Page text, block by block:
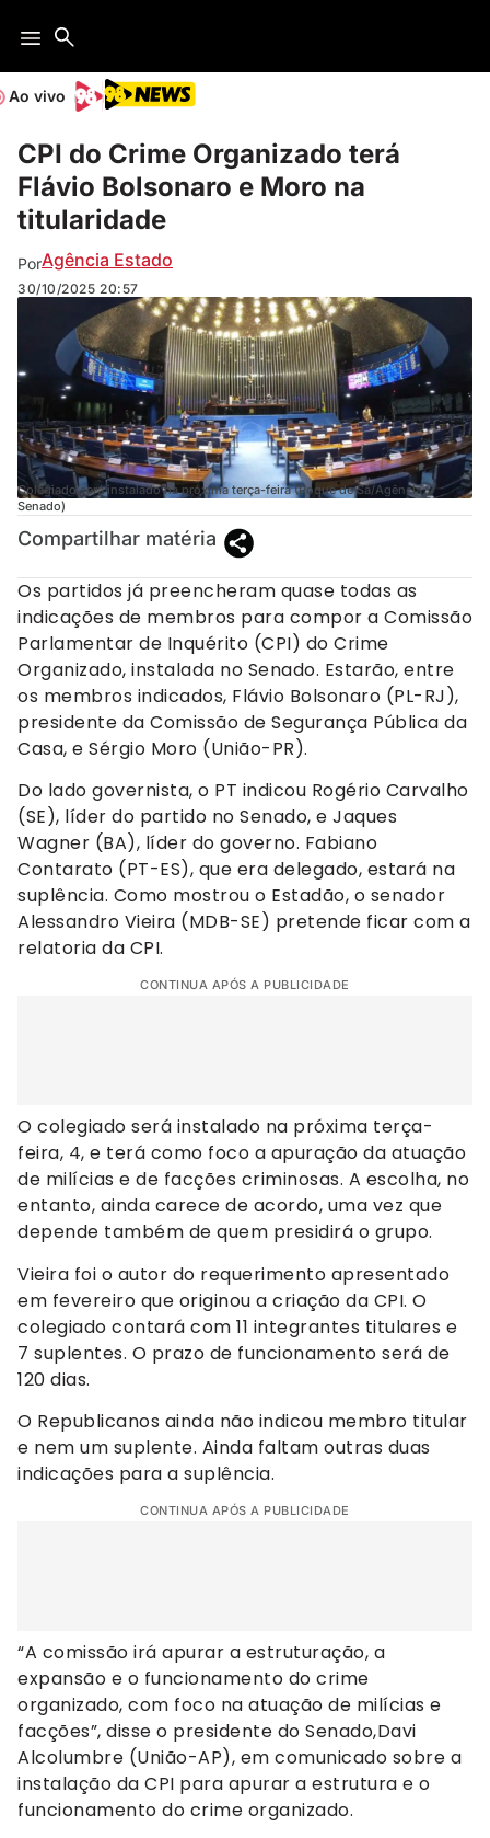
Ao vivo
CPI do Crime Organizado terá
Flávio Bolsonaro e Moro na
titularidade
PorAgência Estado
30/10/2025 20:57
Colegiado será instalado na próxima terça-feira (Roque de Sá/Agência
Senado)
Compartilhar matéria
Os partidos já preencheram quase todas as
indicações de membros para compor a Comissão
Parlamentar de Inquérito (CPI) do Crime
Organizado, instalada no Senado. Estarão, entre
os membros indicados, Flávio Bolsonaro (PL-RJ),
presidente da Comissão de Segurança Pública da
Casa, e Sérgio Moro (União-PR).
Do lado governista, o PT indicou Rogério Carvalho
(SE), líder do partido no Senado, e Jaques
Wagner (BA), líder do governo. Fabiano
Contarato (PT-ES), que era delegado, estará na
suplência. Como mostrou o Estadão, o senador
Alessandro Vieira (MDB-SE) pretende ficar com a
relatoria da CPI.
CONTINUA APÓS A PUBLICIDADE
O colegiado será instalado na próxima terça-
feira, 4, e terá como foco a apuração da atuação
de milícias e de facções criminosas. A escolha, no
entanto, ainda carece de acordo, uma vez que
depende também de quem presidirá o grupo.
Vieira foi o autor do requerimento apresentado
em fevereiro que originou a criação da CPI. O
colegiado contará com 11 integrantes titulares e
7 suplentes. O prazo de funcionamento será de
120 dias.
O Republicanos ainda não indicou membro titular
e nem um suplente. Ainda faltam outras duas
indicações para a suplência.
CONTINUA APÓS A PUBLICIDADE
“A comissão irá apurar a estruturação, a
expansão e o funcionamento do crime
organizado, com foco na atuação de milícias e
facções”, disse o presidente do Senado,Davi
Alcolumbre (União-AP), em comunicado sobre a
instalação da CPI para apurar a estrutura e o
funcionamento do crime organizado.